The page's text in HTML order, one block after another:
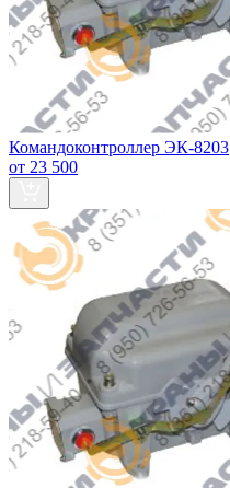
Командоконтроллер ЭК-8203
от 23 500